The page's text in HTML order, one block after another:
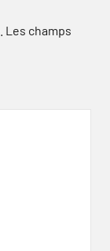
Les champs